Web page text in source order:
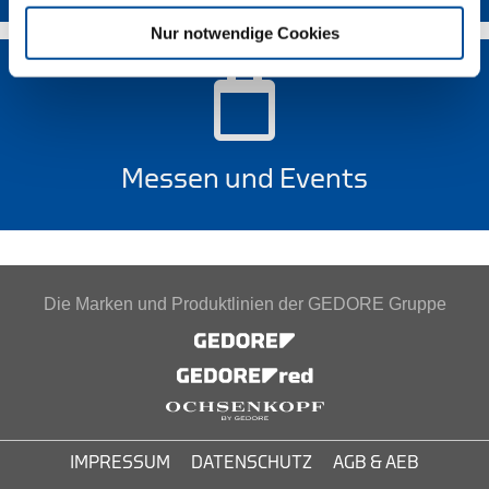
Nur notwendige Cookies
Messen und Events
Die Marken und Produktlinien der GEDORE Gruppe
IMPRESSUM DATENSCHUTZ AGB & AEB